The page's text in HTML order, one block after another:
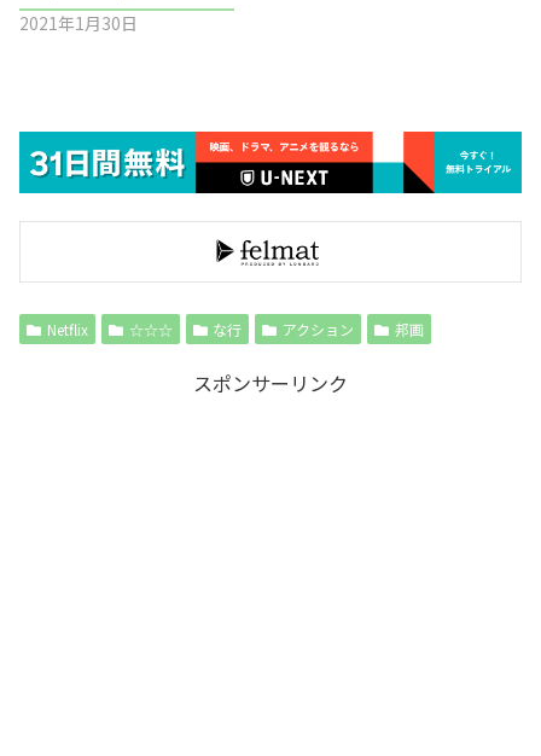
2021年1月30日
Netflix ☆☆☆ な行 アクション 邦画
スポンサーリンク